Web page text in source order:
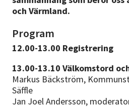
och Värmland.
Program
12.00-13.00 Registrering
13.00-13.10 Välkomstord
Markus Bäckström,
Säffle
Jan Joel Andersson,